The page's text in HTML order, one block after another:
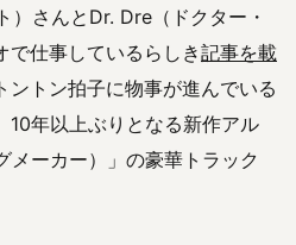
）さんとDr. Dre（ドクター・
で仕事しているらしき記事を載
ントン拍子に物事が進んでいる
10年以上ぶりとなる新作アル
ーカー）」の豪華トラック